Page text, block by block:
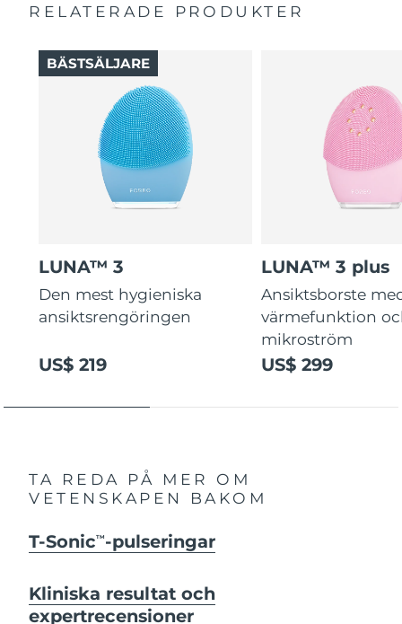
RELATERADE PRODUKTER
LUNA™ 3
Den mest hygieniska
ansiktsrengöringen
US$ 219
BÄSTSÄLJARE
LUNA™ 3 plus
Ansiktsborste
värmefunktion
mikroström
US$ 299
TA REDA PÅ MER OM
VETENSKAPEN BAKOM
T-SonicTM -pulseringar
Kliniska resultat och
expertrecensioner